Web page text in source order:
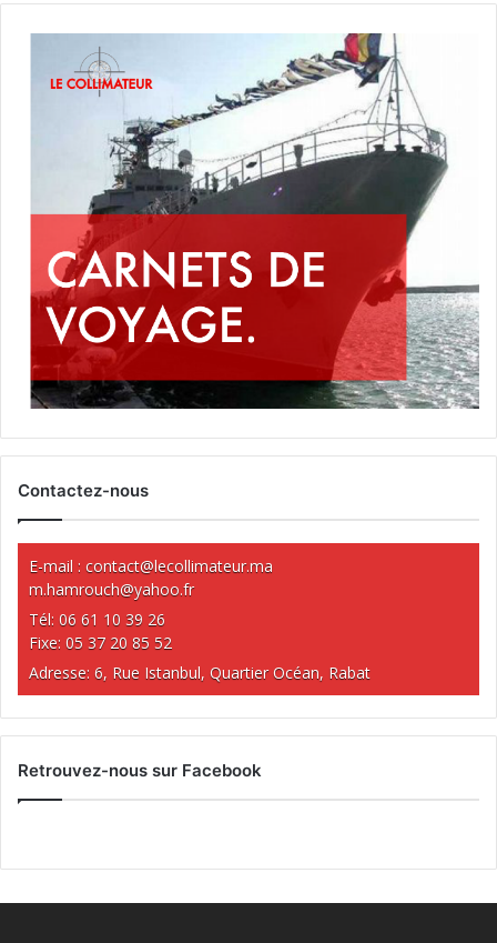
Contactez-nous
E-mail : contact@lecollimateur.ma
m.hamrouch@yahoo.fr
Tél: 06 61 10 39 26
Fixe: 05 37 20 85 52
Adresse: 6, Rue Istanbul, Quartier Océan, Rabat
Retrouvez-nous sur Facebook